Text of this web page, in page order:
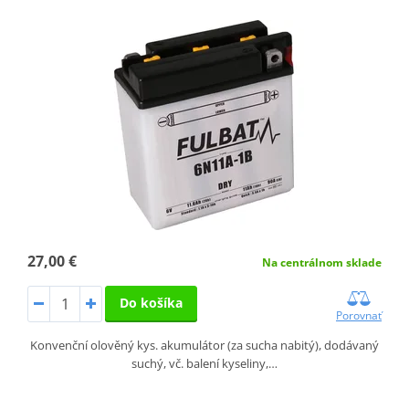
27,00 € Na centrálnom sklade
Do košíka
Porovnať
Konvenční olověný kys. akumulátor (za sucha nabitý), dodávaný
suchý, vč. balení kyseliny,…